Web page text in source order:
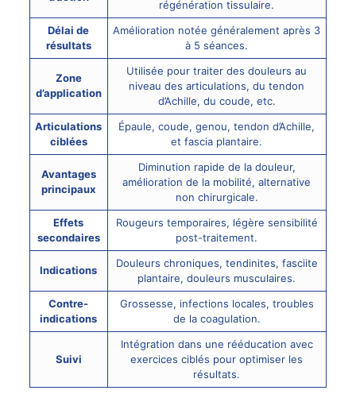
régénération tissulaire.
Délai de
résultats
Amélioration notée généralement après 3
à 5 séances.
Zone
d’application
Utilisée pour traiter des douleurs au
niveau des articulations, du tendon
d’Achille, du coude, etc.
Articulations
ciblées
Épaule, coude, genou, tendon d’Achille,
et fascia plantaire.
Avantages
principaux
Diminution rapide de la douleur,
amélioration de la mobilité, alternative
non chirurgicale.
Effets
secondaires
Rougeurs temporaires, légère sensibilité
post-traitement.
Indications
Douleurs chroniques, tendinites, fasciite
plantaire, douleurs musculaires.
Contre-
indications
Grossesse, infections locales, troubles
de la coagulation.
Suivi
Intégration dans une rééducation avec
exercices ciblés pour optimiser les
résultats.